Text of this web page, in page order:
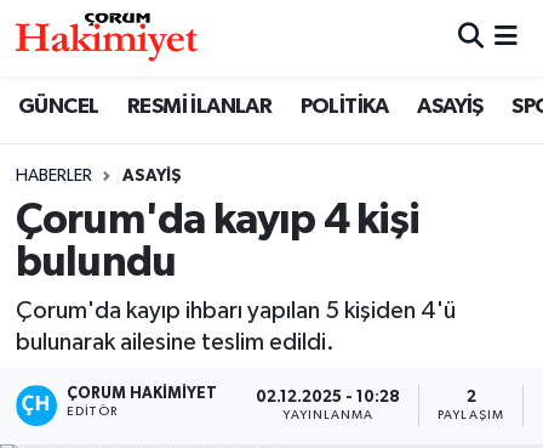
GÜNCEL RESMİ İLANLAR POLİTİKA ASAYİŞ
HABERLER ASAYİŞ
Çorum'da kayıp 4 kişi
bulundu
Çorum'da kayıp ihbarı yapılan 5 kişiden 4'ü
bulunarak ailesine teslim edildi.
ÇORUM HAKIMIYET
EDITÖR
02.12.2025 - 10:28
YAYINLANMA
2
PAYLAŞIM
SAĞLIK
ASAYİŞ
EKONOMİ
GÜNCEL
Nöbetçi Eczaneler
Çorum Namaz Vakitleri
Trafik Durumu
Süper Lig Puan Durumu ve Fikstür
Tüm Manşetler